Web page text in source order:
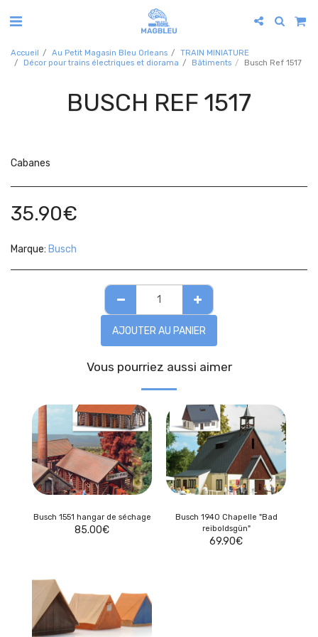
Accueil Au Petit Magasin Bleu Orleans
TRAIN MINIATURE
Décor pour trains électriques et diorama
Bâtiments Busch Ref 1517
BUSCH REF 1517
Cabanes
35.90€
Marque: Busch
AJOUTER AU PANIER
Vous pourriez aussi aimer
Busch 1551 hangar de séchage
85.00€
Busch 1940 Chapelle "Bad
reiboldsgün"
69.90€